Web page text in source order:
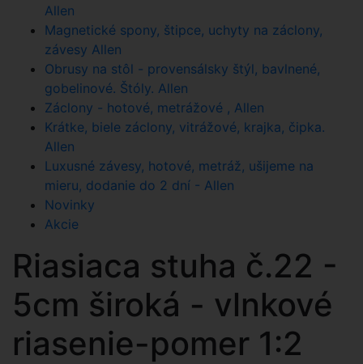
Allen
Magnetické spony, štipce, uchyty na záclony,
závesy Allen
Obrusy na stôl - provensálsky štýl, bavlnené,
gobelinové. Štóly. Allen
Záclony - hotové, metrážové , Allen
Krátke, biele záclony, vitrážové, krajka, čipka.
Allen
Luxusné závesy, hotové, metráž, ušijeme na
mieru, dodanie do 2 dní - Allen
Novinky
Akcie
Riasiaca stuha č.22 -
5cm široká - vlnkové
riasenie-pomer 1:2